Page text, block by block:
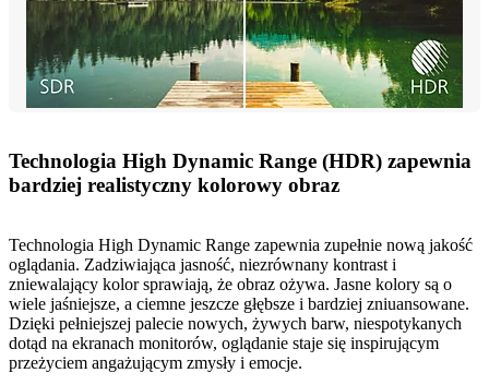
Technologia High Dynamic Range (HDR) zapewnia
bardziej realistyczny kolorowy obraz
Technologia High Dynamic Range zapewnia zupełnie nową jakość
oglądania. Zadziwiająca jasność, niezrównany kontrast i
zniewalający kolor sprawiają, że obraz ożywa. Jasne kolory są o
wiele jaśniejsze, a ciemne jeszcze głębsze i bardziej zniuansowane.
Dzięki pełniejszej palecie nowych, żywych barw, niespotykanych
dotąd na ekranach monitorów, oglądanie staje się inspirującym
przeżyciem angażującym zmysły i emocje.